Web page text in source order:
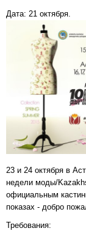
Дата: 21 октября.
23 и 24 октября в
недели моды/
официальным
показах - добро
Требования: